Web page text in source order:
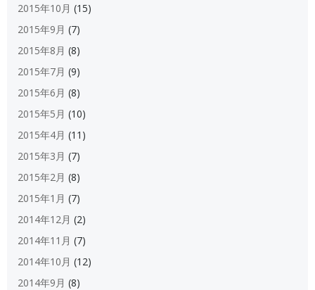
2015年10月 (15)
2015年9月 (7)
2015年8月 (8)
2015年7月 (9)
2015年6月 (8)
2015年5月 (10)
2015年4月 (11)
2015年3月 (7)
2015年2月 (8)
2015年1月 (7)
2014年12月 (2)
2014年11月 (7)
2014年10月 (12)
2014年9月 (8)